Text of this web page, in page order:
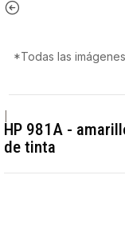
*Todas las
HP 981A -
de tinta